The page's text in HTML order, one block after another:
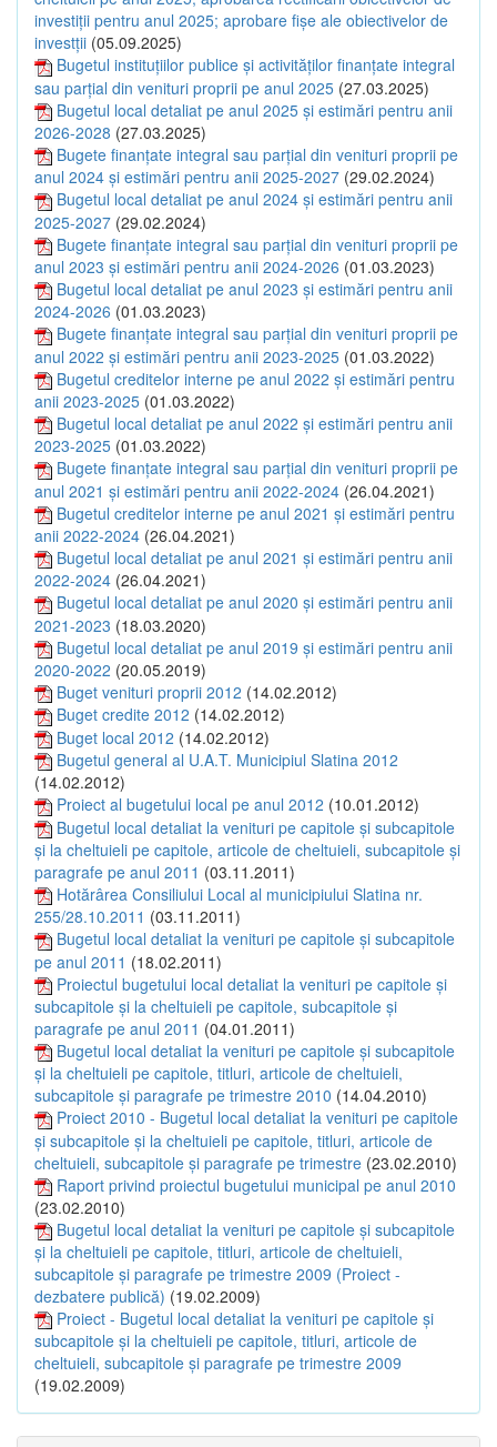
investiții pentru anul 2025; aprobare fișe ale obiectivelor de
investții (05.09.2025)
Bugetul instituțiilor publice și activităților finanțate integral
sau parțial din venituri proprii pe anul 2025 (27.03.2025)
Bugetul local detaliat pe anul 2025 și estimări pentru anii
2026-2028 (27.03.2025)
Bugete finanțate integral sau parțial din venituri proprii pe
anul 2024 și estimări pentru anii 2025-2027 (29.02.2024)
Bugetul local detaliat pe anul 2024 și estimări pentru anii
2025-2027 (29.02.2024)
Bugete finanțate integral sau parțial din venituri proprii pe
anul 2023 și estimări pentru anii 2024-2026 (01.03.2023)
Bugetul local detaliat pe anul 2023 și estimări pentru anii
2024-2026 (01.03.2023)
Bugete finanțate integral sau parțial din venituri proprii pe
anul 2022 și estimări pentru anii 2023-2025 (01.03.2022)
Bugetul creditelor interne pe anul 2022 și estimări pentru
anii 2023-2025 (01.03.2022)
Bugetul local detaliat pe anul 2022 și estimări pentru anii
2023-2025 (01.03.2022)
Bugete finanțate integral sau parțial din venituri proprii pe
anul 2021 și estimări pentru anii 2022-2024 (26.04.2021)
Bugetul creditelor interne pe anul 2021 și estimări pentru
anii 2022-2024 (26.04.2021)
Bugetul local detaliat pe anul 2021 și estimări pentru anii
2022-2024 (26.04.2021)
Bugetul local detaliat pe anul 2020 și estimări pentru anii
2021-2023 (18.03.2020)
Bugetul local detaliat pe anul 2019 și estimări pentru anii
2020-2022 (20.05.2019)
Buget venituri proprii 2012 (14.02.2012)
Buget credite 2012 (14.02.2012)
Buget local 2012 (14.02.2012)
Bugetul general al U.A.T. Municipiul Slatina 2012
(14.02.2012)
Proiect al bugetului local pe anul 2012 (10.01.2012)
Bugetul local detaliat la venituri pe capitole şi subcapitole
şi la cheltuieli pe capitole, articole de cheltuieli, subcapitole şi
paragrafe pe anul 2011 (03.11.2011)
Hotărârea Consiliului Local al municipiului Slatina nr.
255/28.10.2011 (03.11.2011)
Bugetul local detaliat la venituri pe capitole şi subcapitole
pe anul 2011 (18.02.2011)
Proiectul bugetului local detaliat la venituri pe capitole şi
subcapitole şi la cheltuieli pe capitole, subcapitole şi
paragrafe pe anul 2011 (04.01.2011)
Bugetul local detaliat la venituri pe capitole şi subcapitole
şi la cheltuieli pe capitole, titluri, articole de cheltuieli,
subcapitole şi paragrafe pe trimestre 2010 (14.04.2010)
Proiect 2010 - Bugetul local detaliat la venituri pe capitole
şi subcapitole şi la cheltuieli pe capitole, titluri, articole de
cheltuieli, subcapitole şi paragrafe pe trimestre (23.02.2010)
Raport privind proiectul bugetului municipal pe anul 2010
(23.02.2010)
Bugetul local detaliat la venituri pe capitole şi subcapitole
şi la cheltuieli pe capitole, titluri, articole de cheltuieli,
subcapitole şi paragrafe pe trimestre 2009 (Proiect -
dezbatere publică) (19.02.2009)
Proiect - Bugetul local detaliat la venituri pe capitole şi
subcapitole şi la cheltuieli pe capitole, titluri, articole de
cheltuieli, subcapitole şi paragrafe pe trimestre 2009
(19.02.2009)